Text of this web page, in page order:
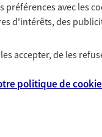
préférences avec les
d'intérêts, des
accepter, de les
politique de